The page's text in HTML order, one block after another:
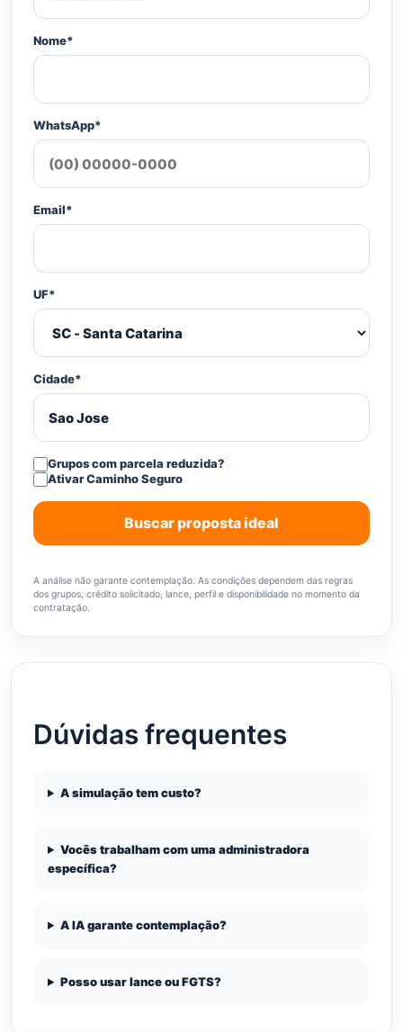
Nome*
WhatsApp*
Email*
UF*
Cidade*
Grupos com parcela reduzida?
Ativar Caminho Seguro
Buscar proposta ideal
A análise não garante contemplação. As condições dependem das regras
dos grupos, crédito solicitado, lance, perfil e disponibilidade no momento da
contratação.
Dúvidas frequentes
A simulação tem custo?
Vocês trabalham com uma administradora
específica?
A IA garante contemplação?
Posso usar lance ou FGTS?